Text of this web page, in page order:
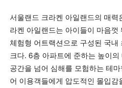
서울랜드 크라켄 아일랜드의 매력
라켄 아일랜드는 아이들이 마음껏
체험형 어트랙션으로 구성된 국
크다. 6층 아파트에 준하는 높이
공간을 넘어 심해를 모험하는 테
어 이용객들에게 압도적인 몰입